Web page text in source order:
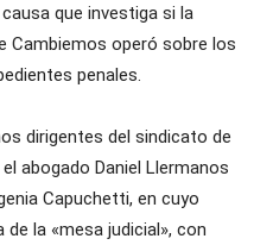
que investiga si la
Cambiemos operó sobre los
penales.
dirigentes del sindicato de
abogado Daniel Llermanos
Capuchetti, en cuyo
la «mesa judicial», con